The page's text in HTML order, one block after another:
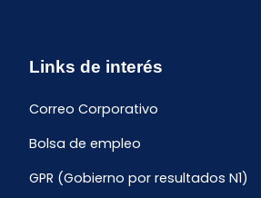
Links de interés
Correo Corporativo
Bolsa de empleo
GPR (Gobierno por resultados N1)